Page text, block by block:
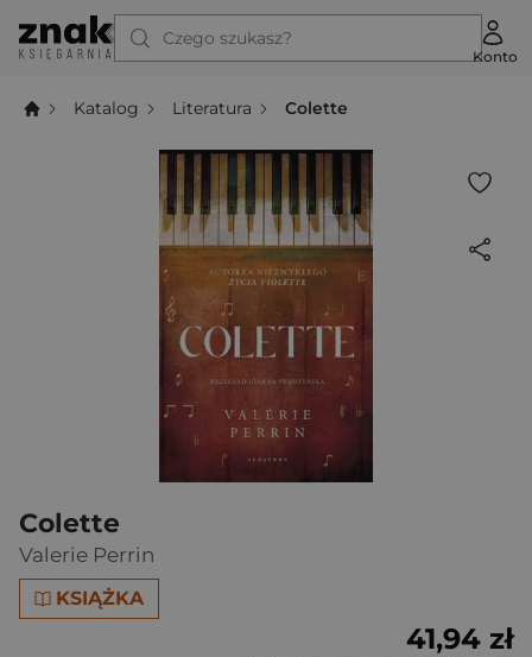
Czego szukasz?
Konto
Katalog Literatura Colette
Colette
Valerie Perrin
KSIĄŻKA
41,94 zł